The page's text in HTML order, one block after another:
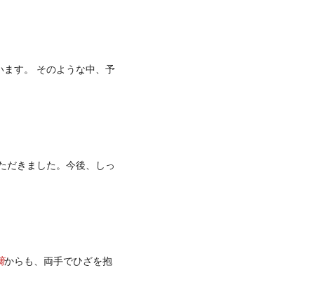
ます。 そのような中、予
だきました。今後、しっ
からも、両手でひざを抱